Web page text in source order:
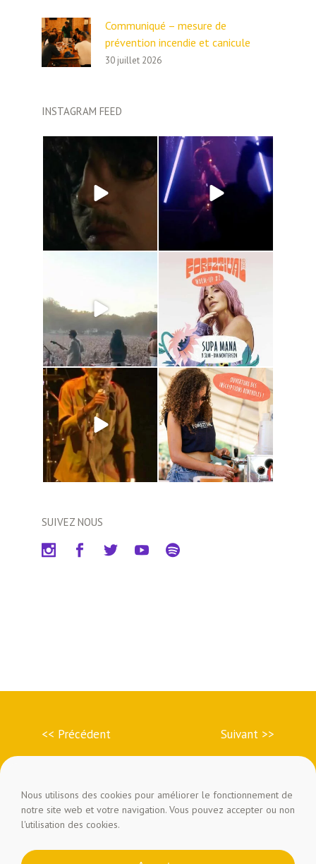
Nous utilisons des cookies pour améliorer le fonctionnement de
notre site web et votre navigation. Vous pouvez accepter ou non
l'utilisation des cookies.
Communiqué – mesure de
prévention incendie et canicule
30 juillet 2026
INSTAGRAM FEED
SUIVEZ NOUS
<< Précédent Suivant >>